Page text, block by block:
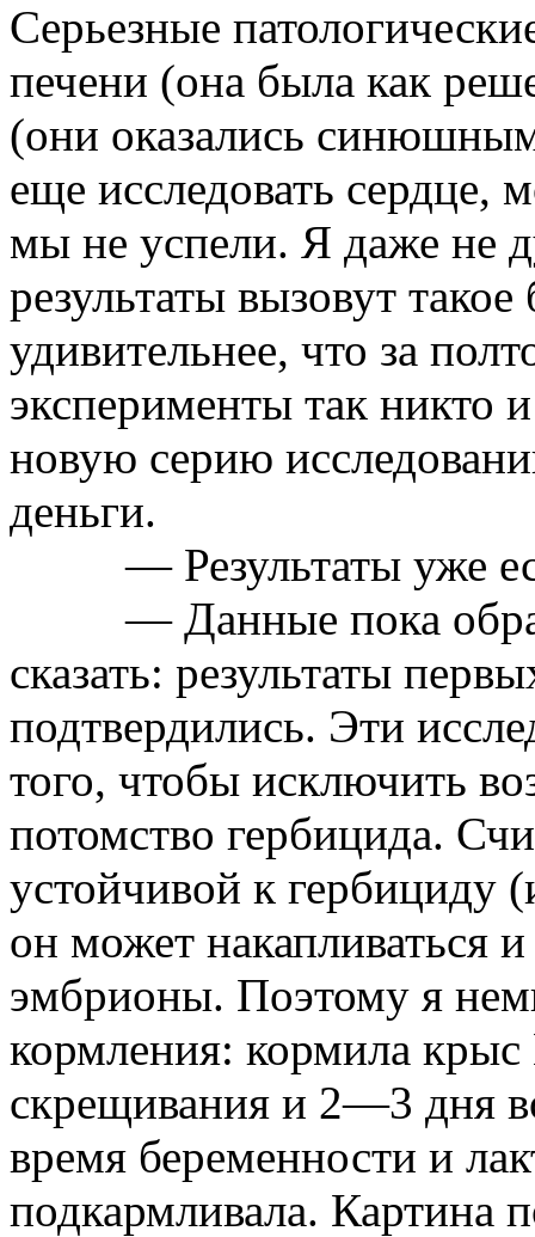
Серьезные
печени (она была как
(они оказались
еще исследовать сердце,
мы не успели. Я даже не
результаты вызовут
удивительнее, что за
эксперименты так никто
новую серию
деньги.
— Результаты уже
— Данные пока
сказать: результаты
подтвердились. Эти
того, чтобы исключить
потомство гербицида.
устойчивой к гербициду
он может накапливаться
эмбрионы. Поэтому я
кормления: кормила крыс
скрещивания и 2—3 дня
время беременности и
подкармливала. Картина